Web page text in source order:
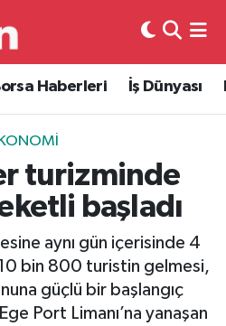
Haberleri İş Dünyası
turizminde
başladı
aynı gün içerisinde 4
bin 800 turistin gelmesi,
güçlü bir başlangıç
Port Limanı’na yanaşan
ve Fikstür